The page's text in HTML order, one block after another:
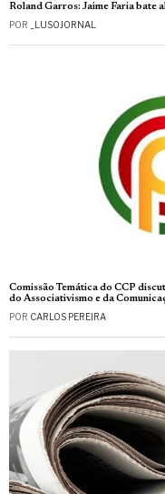
Roland Garros: Jaime Faria bate
POR _LUSOJORNAL
Comissão Temática do CCP
do Associativismo e da
POR CARLOS PEREIRA